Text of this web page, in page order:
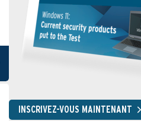
INSCRIVEZ-VOUS MAINTENANT